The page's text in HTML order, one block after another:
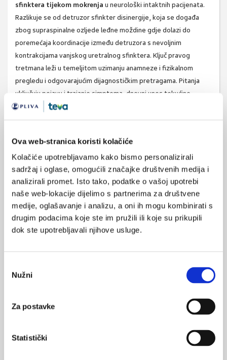
Ova web-stranica koristi kolačiće
Kolačiće upotrebljavamo kako bismo personalizirali
sadržaj i oglase, omogućili značajke društvenih medija i
analizirali promet. Isto tako, podatke o vašoj upotrebi
naše web-lokacije dijelimo s partnerima za društvene
medije, oglašavanje i analizu, a oni ih mogu kombinirati s
drugim podacima koje ste im pružili ili koje su prikupili
dok ste upotrebljavali njihove usluge.
pristanka
Nužni
Za postavke
Statistički
sfinktera tijekom mokrenja u neurološki intaktnih pacijenata.
Razlikuje se od detruzor sfinkter disinergije, koja se događa
zbog supraspinalne ozljede leđne moždine gdje dolazi do
poremećaja koordinacije između detruzora s nevoljnim
kontrakcijama vanjskog uretralnog sfinktera. Ključ pravog
tretmana leži u temeljitom uzimanju anamneze i fizikalnom
pregledu i odgovarajućim dijagnostičkim pretragama. Pitanja
uključuju pojavu i trajanje simptoma, dnevni unos tekućine,
dnevnici mokrenja, lijekovi, povijest seksualno prenosivih
krvni testovi za procjenu bubrežne funkcije, elektroliti,
hormonski status, uretrocistoskopija, slikovne metode, MSCT
bez kontrasta za dijagnozu nefrolitijaze ili retrogradni
uretrogram za strikturu uretre. Upitnici pri dijagnosticiranju
simptoma inkontinencije služe za bolje razumijevanje
simptomatologije i za procjenu napretka liječenja.
Za dijagnozu
Liječenje LUTS-a kod mladih se provodi prema etiologiji
simptoma.
Obradom možemo otkriti specifičnu patofiziologiju
liječenjem. Važan element u pristupu je uvjeriti naše pacijente da
Prva linija terapije uključuje bihevioralnu terapiju koja